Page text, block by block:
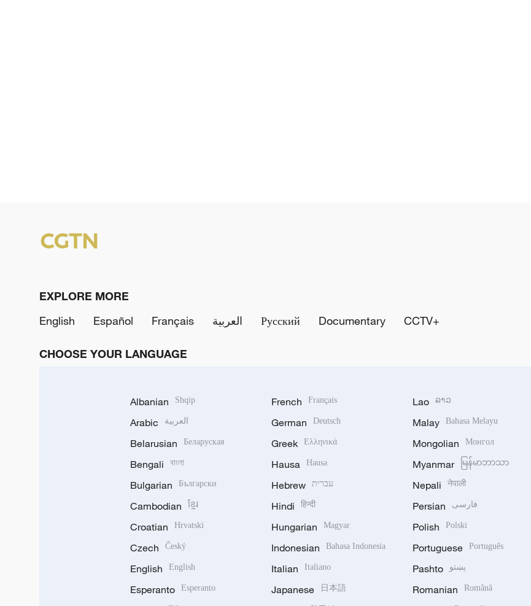
EXPLORE MORE
English
Español Français العربية Русский Documentary CCTV+
CHOOSE YOUR LANGUAGE
Albanian Shqip
Arabic العربية
Belarusian Беларуская
Bengali বাংলা
Bulgarian Български
Cambodian ខ្មែរ
Croatian Hrvatski
Czech Český
English English
Esperanto Esperanto
French Français
German Deutsch
Greek Ελληνικά
Hausa Hausa
Hebrew עברית
Hindi हिन्दी
Hungarian Magyar
Indonesian Bahasa Indonesia
Italian Italiano
Japanese 日本語
Lao ລາວ
Malay Bahasa Melayu
Mongolian Монгол
Myanmar မြန်မာဘာသာ
Nepali नेपाली
Persian فارسی
Polish Polski
Portuguese Português
Pashto پښتو
Romanian Română